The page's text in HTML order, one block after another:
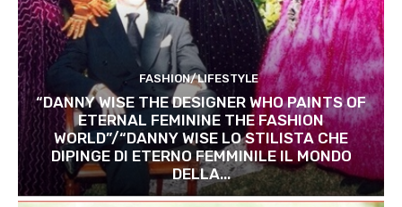
FASHION/LIFESTYLE
“DANNY WISE THE DESIGNER WHO PAINTS OF
ETERNAL FEMININE THE FASHION
WORLD”/“DANNY WISE LO STILISTA CHE
DIPINGE DI ETERNO FEMMINILE IL MONDO
DELLA...